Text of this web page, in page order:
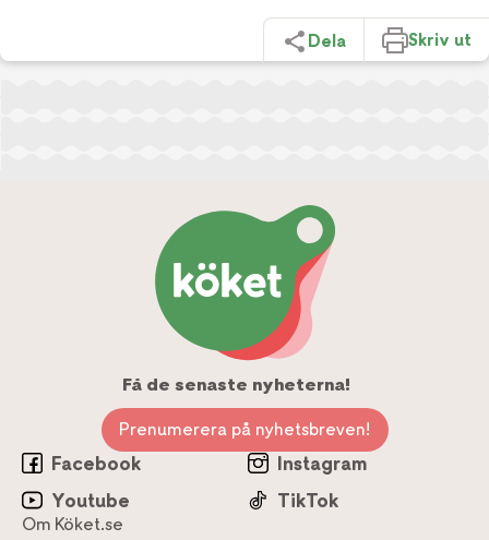
Dela Skriv ut
Få de senaste nyheterna!
Prenumerera på nyhetsbreven!
Facebook
Instagram
Youtube
TikTok
Om Köket.se